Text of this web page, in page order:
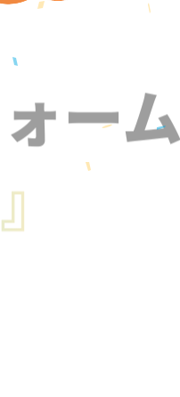
ーム